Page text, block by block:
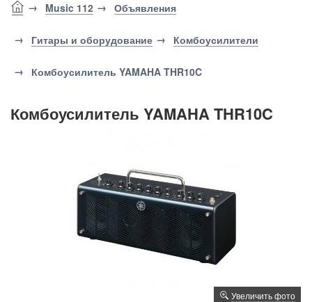
Music 112 Объявления
Гитары и оборудование Комбоусилители
Комбоусилитель YAMAHA THR10C
Комбоусилитель YAMAHA THR10C
Увеличить фото